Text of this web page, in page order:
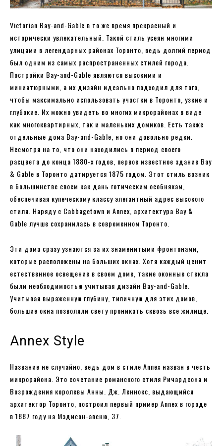
Victorian Bay-and-Gable в то же время прекрасный и
исторически увлекательный. Такой стиль усеян многими
улицами в легендарных районах Торонто, ведь долгий период
был одним из самых распространенных стилей города.
Постройки Bay-and-Gable являются высокими и
миниатюрными, а их дизайн идеально подходил для того,
чтобы максимально использовать участки в Торонто, узкие и
глубокие. Их можно увидеть во многих микрорайонах в виде
как многоквартирных, так и маленьких домиков. Есть также
отдельные дома Bay-and-Gable, но они довольно редки.
Несмотря на то, что они находились в период своего
расцвета до конца 1880-х годов, первое известное здание Bay
& Gable в Торонто датируется 1875 годом. Этот стиль возник
в большинстве своем как дань готическим особнякам,
обеспечивая купеческому классу элегантный адрес высокого
стиля. Наряду с Cabbagetown и Annex, архитектура Bay &
Gable лучше сохранилась в современном Торонто.
Эти дома сразу узнаются за их знаменитыми фронтонами,
которые расположены на больших окнах. Хотя каждый ценит
естественное освещение в своем доме, такие оконные стекла
были необходимостью учитывая дизайн Bay-and-Gable.
Учитывая выраженную глубину, типичную для этих домов,
большие окна позволяли свету проникать сквозь все жилище.
Annex Style
Название не случайно, ведь дом в стиле Annex назван в честь
микрорайона. Это сочетание романского стиля Ричардсона и
Возрождения королевы Анны. Дж. Леннокс, выдающийся
архитектор Торонто, построил первый пример Annex в городе
в 1887 году на Мэдисон-авеню, 37.